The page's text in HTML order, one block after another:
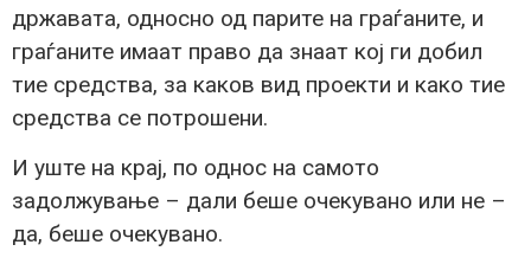
државата, односно од парите на граѓаните, и
граѓаните имаат право да знаат кој ги добил
тие средства, за каков вид проекти и како тие
средства се потрошени.
И уште на крај, по однос на самото
задолжување – дали беше очекувано или не –
да, беше очекувано.